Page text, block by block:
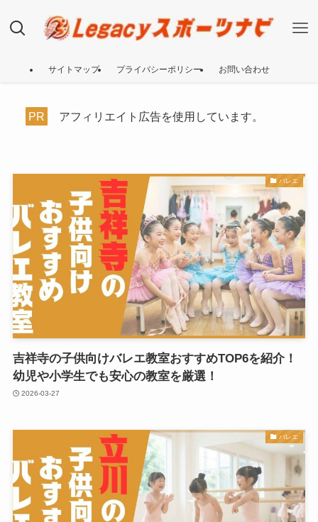
サイトマップ プライバシーポリシー お問い合わせ
PR アフィリエイト広告を使用しています。
バレエ
吉祥寺の子供向けバレエ教室おすすめTOP6を紹介！
幼児や小学生でも安心の教室を厳選！
2026-03-27
バレエ